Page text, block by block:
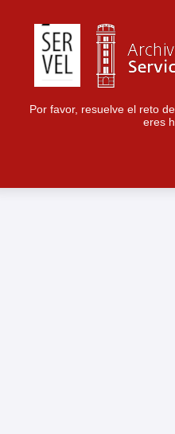
Por favor, resuelve el reto
eres